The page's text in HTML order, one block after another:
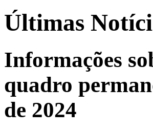
Últimas
Informações
quadro
de 2024